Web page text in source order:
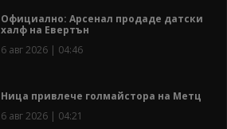
Официално: Арсенал продаде датски
халф на Евертън
6 авг 2026 | 04:46
Ница привлече голмайстора на Метц
6 авг 2026 | 04:21